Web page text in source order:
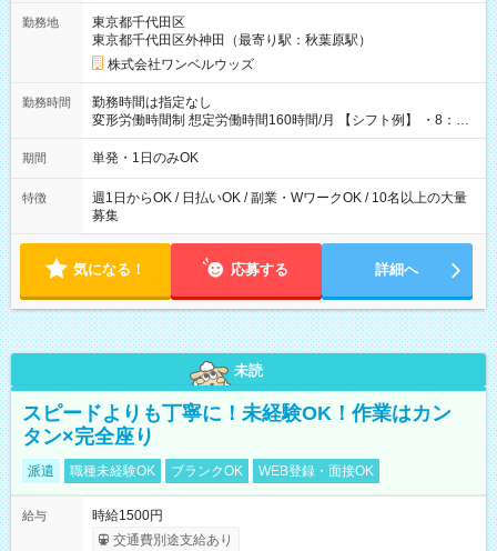
勤務地
東京都千代田区
東京都千代田区外神田（最寄り駅：秋葉原駅）
株式会社ワンベルウッズ
勤務時間
勤務時間は指定なし
変形労働時間制 想定労働時間160時間/月 【シフト例】 ・8：00
～21：00
期間 単発・1日のみOK
特徴
週1日からOK / 日払いOK / 副業・WワークOK / 10名以上の大量
募集
気になる！ 応募する 詳細へ
未読
スピードよりも丁寧に！未経験OK！作業はカン
タン×完全座り
派遣 職種未経験OK ブランクOK WEB登録・面接OK
給与
時給1500円
交通費別途支給あり